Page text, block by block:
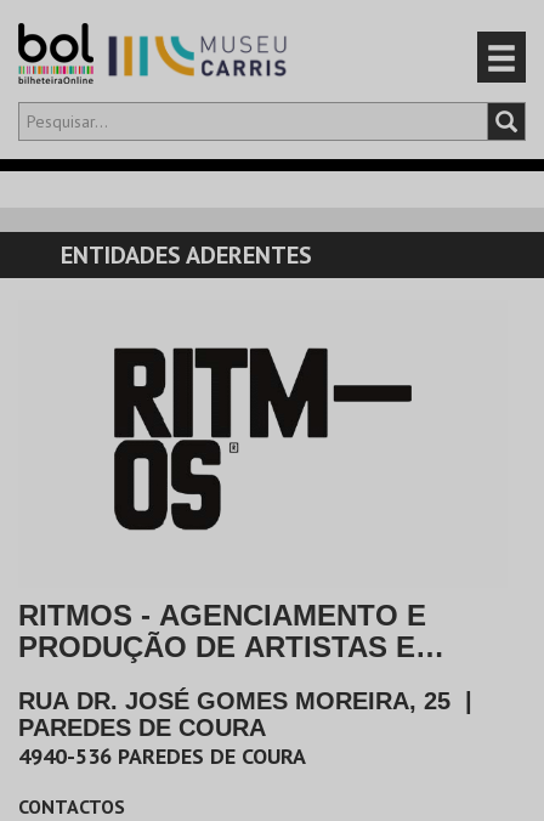
Olá,iniciar sessão
CARRINHO
EVENTOS
CARTÕES
PRODUTOS
ENTIDADES ADERENTES
RITMOS - AGENCIAMENTO E
PRODUÇÃO DE ARTISTAS E
RUA DR. JOSÉ GOMES MOREIRA, 25
PAREDES DE COURA
4940-536 PAREDES DE COURA
CONTACTOS